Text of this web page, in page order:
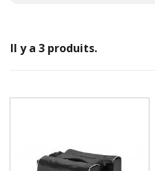
Il y a 3 produits.